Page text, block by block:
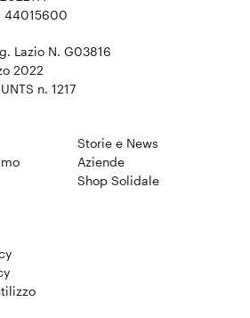
44015600
Lazio N. G03816
2022
n. 1217
Storie e News
Aziende
Shop Solidale